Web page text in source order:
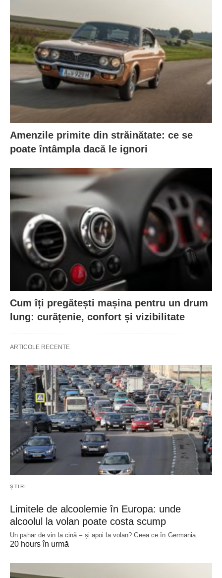
Amenzile primite din străinătate: ce se
poate întâmpla dacă le ignori
Cum îți pregătești mașina pentru un drum
lung: curățenie, confort și vizibilitate
ARTICOLE RECENTE
ȘTIRI
Limitele de alcoolemie în Europa: unde
alcoolul la volan poate costa scump
Un pahar de vin la cină – și apoi la volan? Ceea ce în Germania…
20 hours în urmă